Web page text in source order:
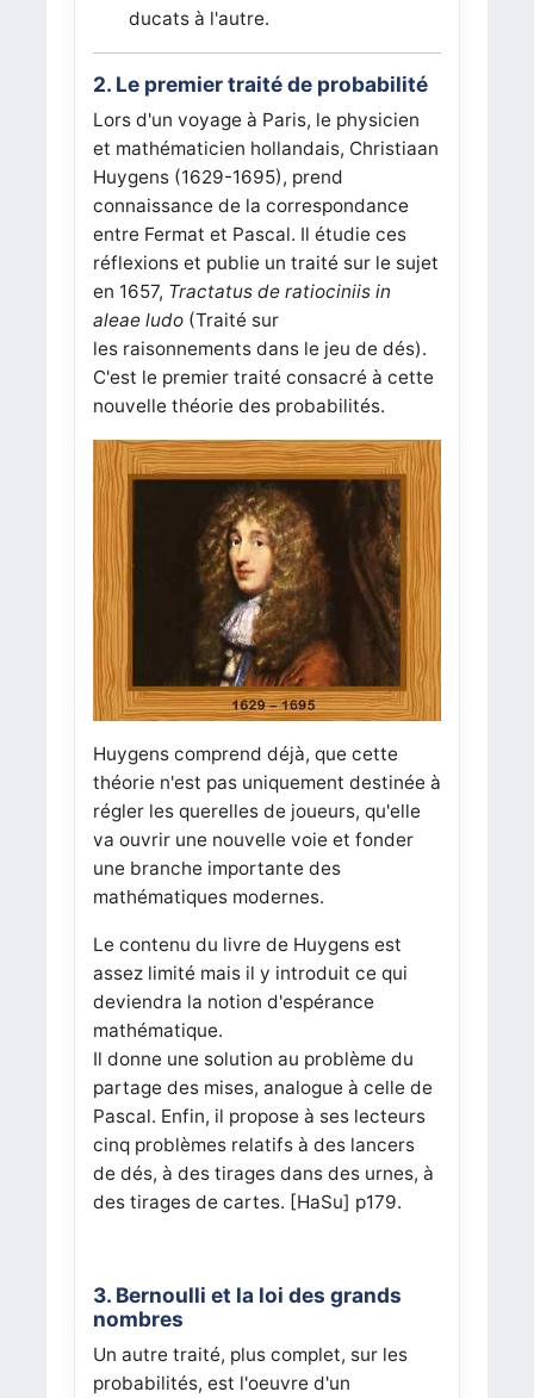
ducats à l'autre.
2. Le premier traité de probabilité
Lors d'un voyage à Paris, le physicien
et mathématicien hollandais, Christiaan
Huygens (1629-1695), prend
connaissance de la correspondance
entre Fermat et Pascal. Il étudie ces
réflexions et publie un traité sur le sujet
en 1657, Tractatus de ratiociniis in
aleae ludo(Traité sur
les raisonnements dans le jeu de dés).
C'est le premier traité consacré à cette
nouvelle théorie des probabilités.
Huygens comprend déjà, que cette
théorie n'est pas uniquement destinée à
régler les querelles de joueurs, qu'elle
va ouvrir une nouvelle voie et fonder
une branche importante des
mathématiques modernes.
Le contenu du livre de Huygens est
assez limité mais il y introduit ce qui
deviendra la notion d'espérance
mathématique.
Il donne une solution au problème du
partage des mises, analogue à celle de
Pascal. Enfin, il propose à ses lecteurs
cinq problèmes relatifs à des lancers
de dés, à des tirages dans des urnes, à
des tirages de cartes. [HaSu] p179.
3. Bernoulli et la loi des grands
nombres
Un autre traité, plus complet, sur les
probabilités, est l'oeuvre d'un